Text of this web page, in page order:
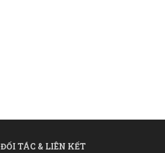
ĐỐI TÁC & LIÊN KẾT